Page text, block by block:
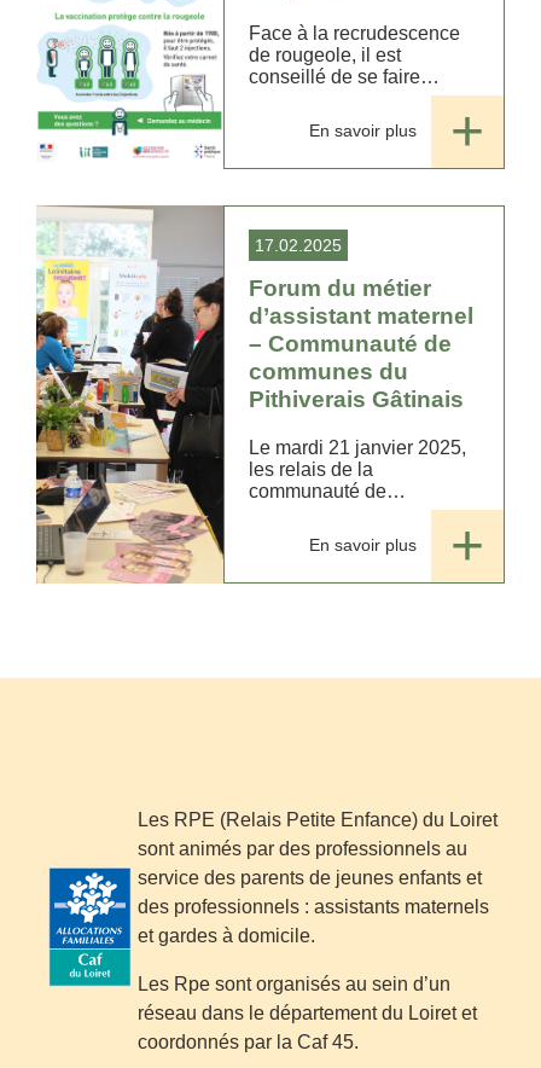
Face à la recrudescence
de rougeole, il est
conseillé de se faire
En savoir plus
17.02.2025
Forum du métier
d’assistant maternel
– Communauté de
communes du
Pithiverais Gâtinais
Le mardi 21 janvier 2025,
les relais de la
communauté de
communes du Pithiverais
Gâtinais organisaient un
forum dédié au métier
d’assistant maternel à
En savoir plus
Les RPE (Relais Petite Enfance) du Loiret
sont animés par des professionnels au
service des parents de jeunes enfants et
des professionnels : assistants maternels
et gardes à domicile.
Les Rpe sont organisés au sein d’un
réseau dans le département du Loiret et
coordonnés par la Caf 45.